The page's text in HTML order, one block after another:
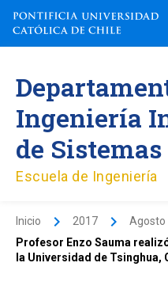
contenido
Ingeniería
de Sistemas
Escuela de Ingeniería
Inicio 2017 Agosto
Profesor Enzo Sauma
la Universidad de Tsinghua,